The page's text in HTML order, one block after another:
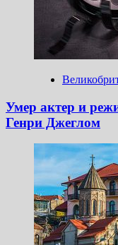
Умер актер и
Генри Джеглом